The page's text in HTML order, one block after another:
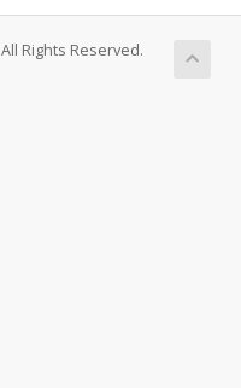
Rights Reserved.